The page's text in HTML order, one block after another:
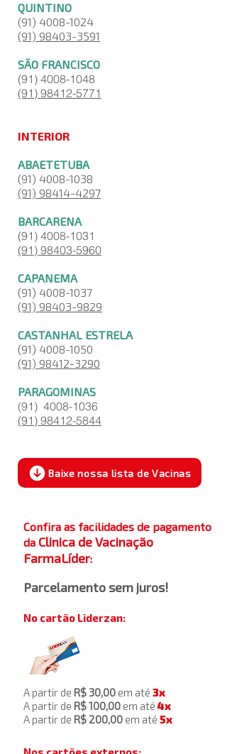
QUINTINO
(91) 4008-1024
(91) 98403-3591
SÃO FRANCISCO
(91) 4008-1048
(91) 98412-5771
INTERIOR
ABAETETUBA
(91) 4008-1038
(91) 98414-4297
BARCARENA
(91) 4008-1031
(91) 98403-5960
CAPANEMA
(91) 4008-1037
(91) 98403-9829
CASTANHAL ESTRELA
(91) 4008-1050
​(91) 98412-3290
PARAGOMINAS
(91) 4008-1036
(91) 98412-5844
Baixe nossa lista de Vacinas
Confira as facilidades de pagamento
da Clinica de Vacinação
FarmaLíder:
Parcelamento sem juros!
No cartão Liderzan:
A partir de R$ 30,00 em até 3x
A partir de R$ 100,00 em até 4x
A partir de R$ 200,00 em até 5x